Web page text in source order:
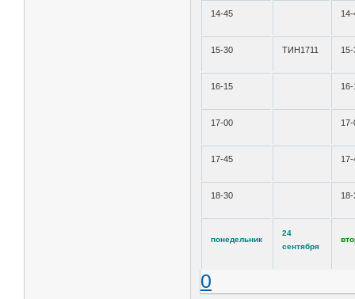
14-45 14-
15-30 ТИН1711 15-
16-15 16-
17-00 17-
17-45 17-
18-30 18-
понедельник
24
сентября
0